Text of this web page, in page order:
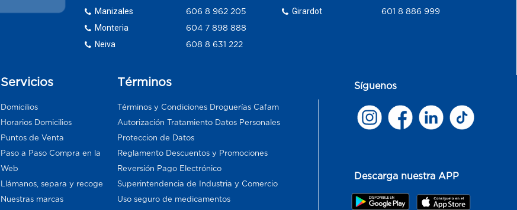
Manizales
Monteria
Neiva
606 8 962 205
604 7 898 888
608 8 631 222
Girardot
601 8 886 999
Servicios
Domicilios
Horarios Domicilios
Puntos de Venta
Paso a Paso Compra en la
Web
Llámanos, separa y recoge
Nuestras marcas
Términos
Términos y Condiciones Droguerías Cafam
Autorización Tratamiento Datos Personales
Proteccion de Datos
Reglamento Descuentos y Promociones
Reversión Pago Electrónico
Superintendencia de Industria y Comercio
Uso seguro de medicamentos
Síguenos
Descarga nuestra APP